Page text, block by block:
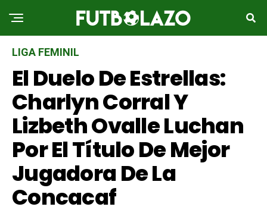
LIGA FEMINIL
El Duelo De Estrellas:
Charlyn Corral Y
Lizbeth Ovalle Luchan
Por El Título De Mejor
Jugadora De La
Concacaf